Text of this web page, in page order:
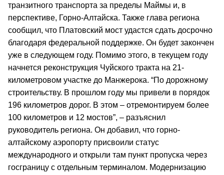
транзитного транспорта за пределы Маймы и, в
перспективе, Горно-Алтайска. Также глава региона
сообщил, что Платовский мост удастся сдать досрочно
благодаря федеральной поддержке. Он будет закончен
уже в следующем году. Помимо этого, в текущем году
начнется реконструкция Чуйского тракта на 21-
километровом участке до Манжерока. “По дорожному
строительству. В прошлом году мы привели в порядок
196 километров дорог. В этом – отремонтируем более
100 километров и 12 мостов”, – разъяснил
руководитель региона. Он добавил, что горно-
алтайскому аэропорту присвоили статус
международного и открыли там пункт пропуска через
госграницу с отдельным терминалом. Модернизацию